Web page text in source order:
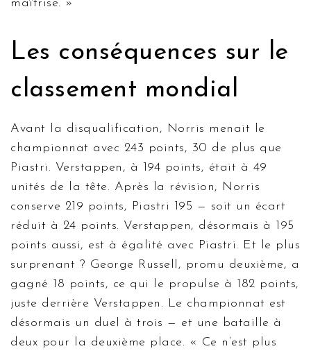
maîtrise. »
Les conséquences sur le
classement mondial
Avant la disqualification, Norris menait le
championnat avec 243 points, 30 de plus que
Piastri. Verstappen, à 194 points, était à 49
unités de la tête. Après la révision, Norris
conserve 219 points, Piastri 195 — soit un écart
réduit à 24 points. Verstappen, désormais à 195
points aussi, est à égalité avec Piastri. Et le plus
surprenant ? George Russell, promu deuxième, a
gagné 18 points, ce qui le propulse à 182 points,
juste derrière Verstappen. Le championnat est
désormais un duel à trois — et une bataille à
deux pour la deuxième place. « Ce n’est plus